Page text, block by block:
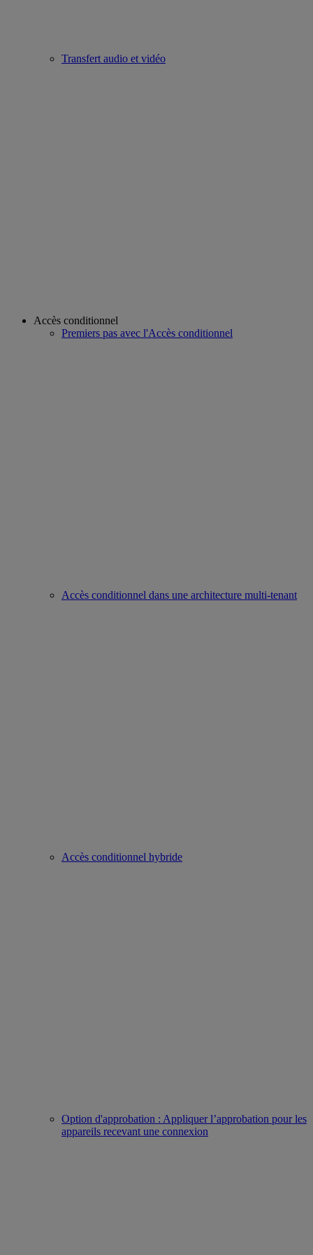
Transfert audio et vidéo
Accès conditionnel
Premiers pas avec l'Accès conditionnel
Accès conditionnel dans une architecture multi-tenant
Accès conditionnel hybride
Option d'approbation : Appliquer l’approbation pour les
appareils recevant une connexion